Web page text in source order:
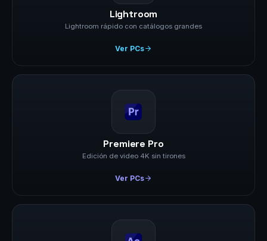
Lightroom
Lightroom rápido con catálogos grandes
Ver PCs
Premiere Pro
Edición de video 4K sin tirones
Ver PCs